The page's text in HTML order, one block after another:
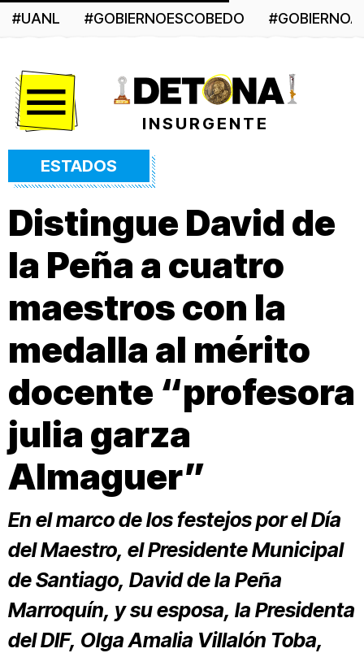
#UANL #GOBIERNOESCOBEDO
INSURGENTE
ESTADOS
Distingue David de
la Peña a cuatro
maestros con la
medalla al mérito
docente “profesora
julia garza
Almaguer”
En el marco de los festejos por el Día
del Maestro, el Presidente Municipal
de Santiago, David de la Peña
Marroquín, y su esposa, la Presidenta
del DIF, Olga Amalia Villalón Toba,